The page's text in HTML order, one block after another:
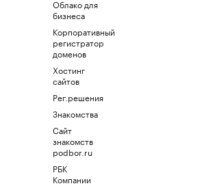
Облако для
бизнеса
Корпоративный
регистратор
доменов
Хостинг
сайтов
Рег.решения
Знакомства
Сайт
знакомств
podbor.ru
РБК
Компании